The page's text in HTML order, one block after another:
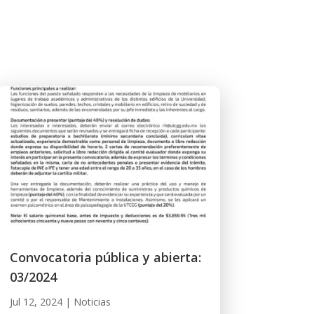
Convocatoria pública y abierta:
03/2024
Jul 12, 2024| Noticias